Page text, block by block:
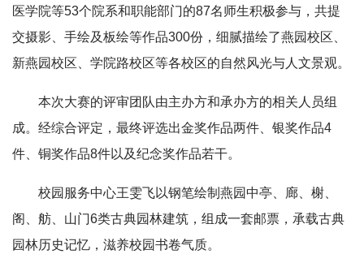
医学院等53个院系和职能部门的87名师生积极参与，共提
交摄影、手绘及板绘等作品300份，细腻描绘了燕园校区、
新燕园校区、学院路校区等各校区的自然风光与人文景观。
本次大赛的评审团队由主办方和承办方的相关人员组
成。经综合评定，最终评选出金奖作品两件、银奖作品4
件、铜奖作品8件以及纪念奖作品若干。
校园服务中心王雯飞以钢笔绘制燕园中亭、廊、榭、
阁、舫、山门6类古典园林建筑，组成一套邮票，承载古典
园林历史记忆，滋养校园书卷气质。